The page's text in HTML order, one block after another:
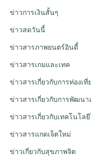
ข่าวการเงินสั้นๆ
ข่าวสดวันนี้
ข่าวสารภาพยนตร์อินดี้
ข่าวสารเกมและเทค
ข่าวสารเกี่ยวกับการท่องเที่
ข่าวสารเกี่ยวกับการพัฒน
ข่าวสารเกี่ยวกับเทคโนโล
ข่าวสารแกดเจ็ตใหม่
ข่าวเกี่ยวกับสุขภาพจิต